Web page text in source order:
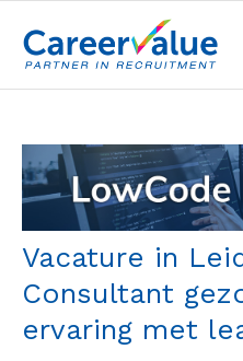
Vacature in
Consultant
ervaring met